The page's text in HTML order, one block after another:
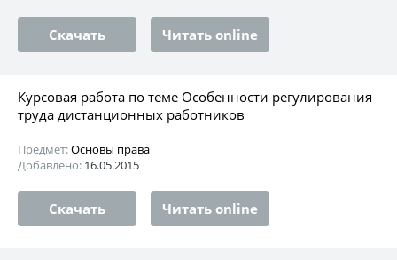
Скачать Читать online
Курсовая работа по теме Особенности регулирования
труда дистанционных работников
Предмет:Основы права
Добавлено: 16.05.2015
Скачать Читать online